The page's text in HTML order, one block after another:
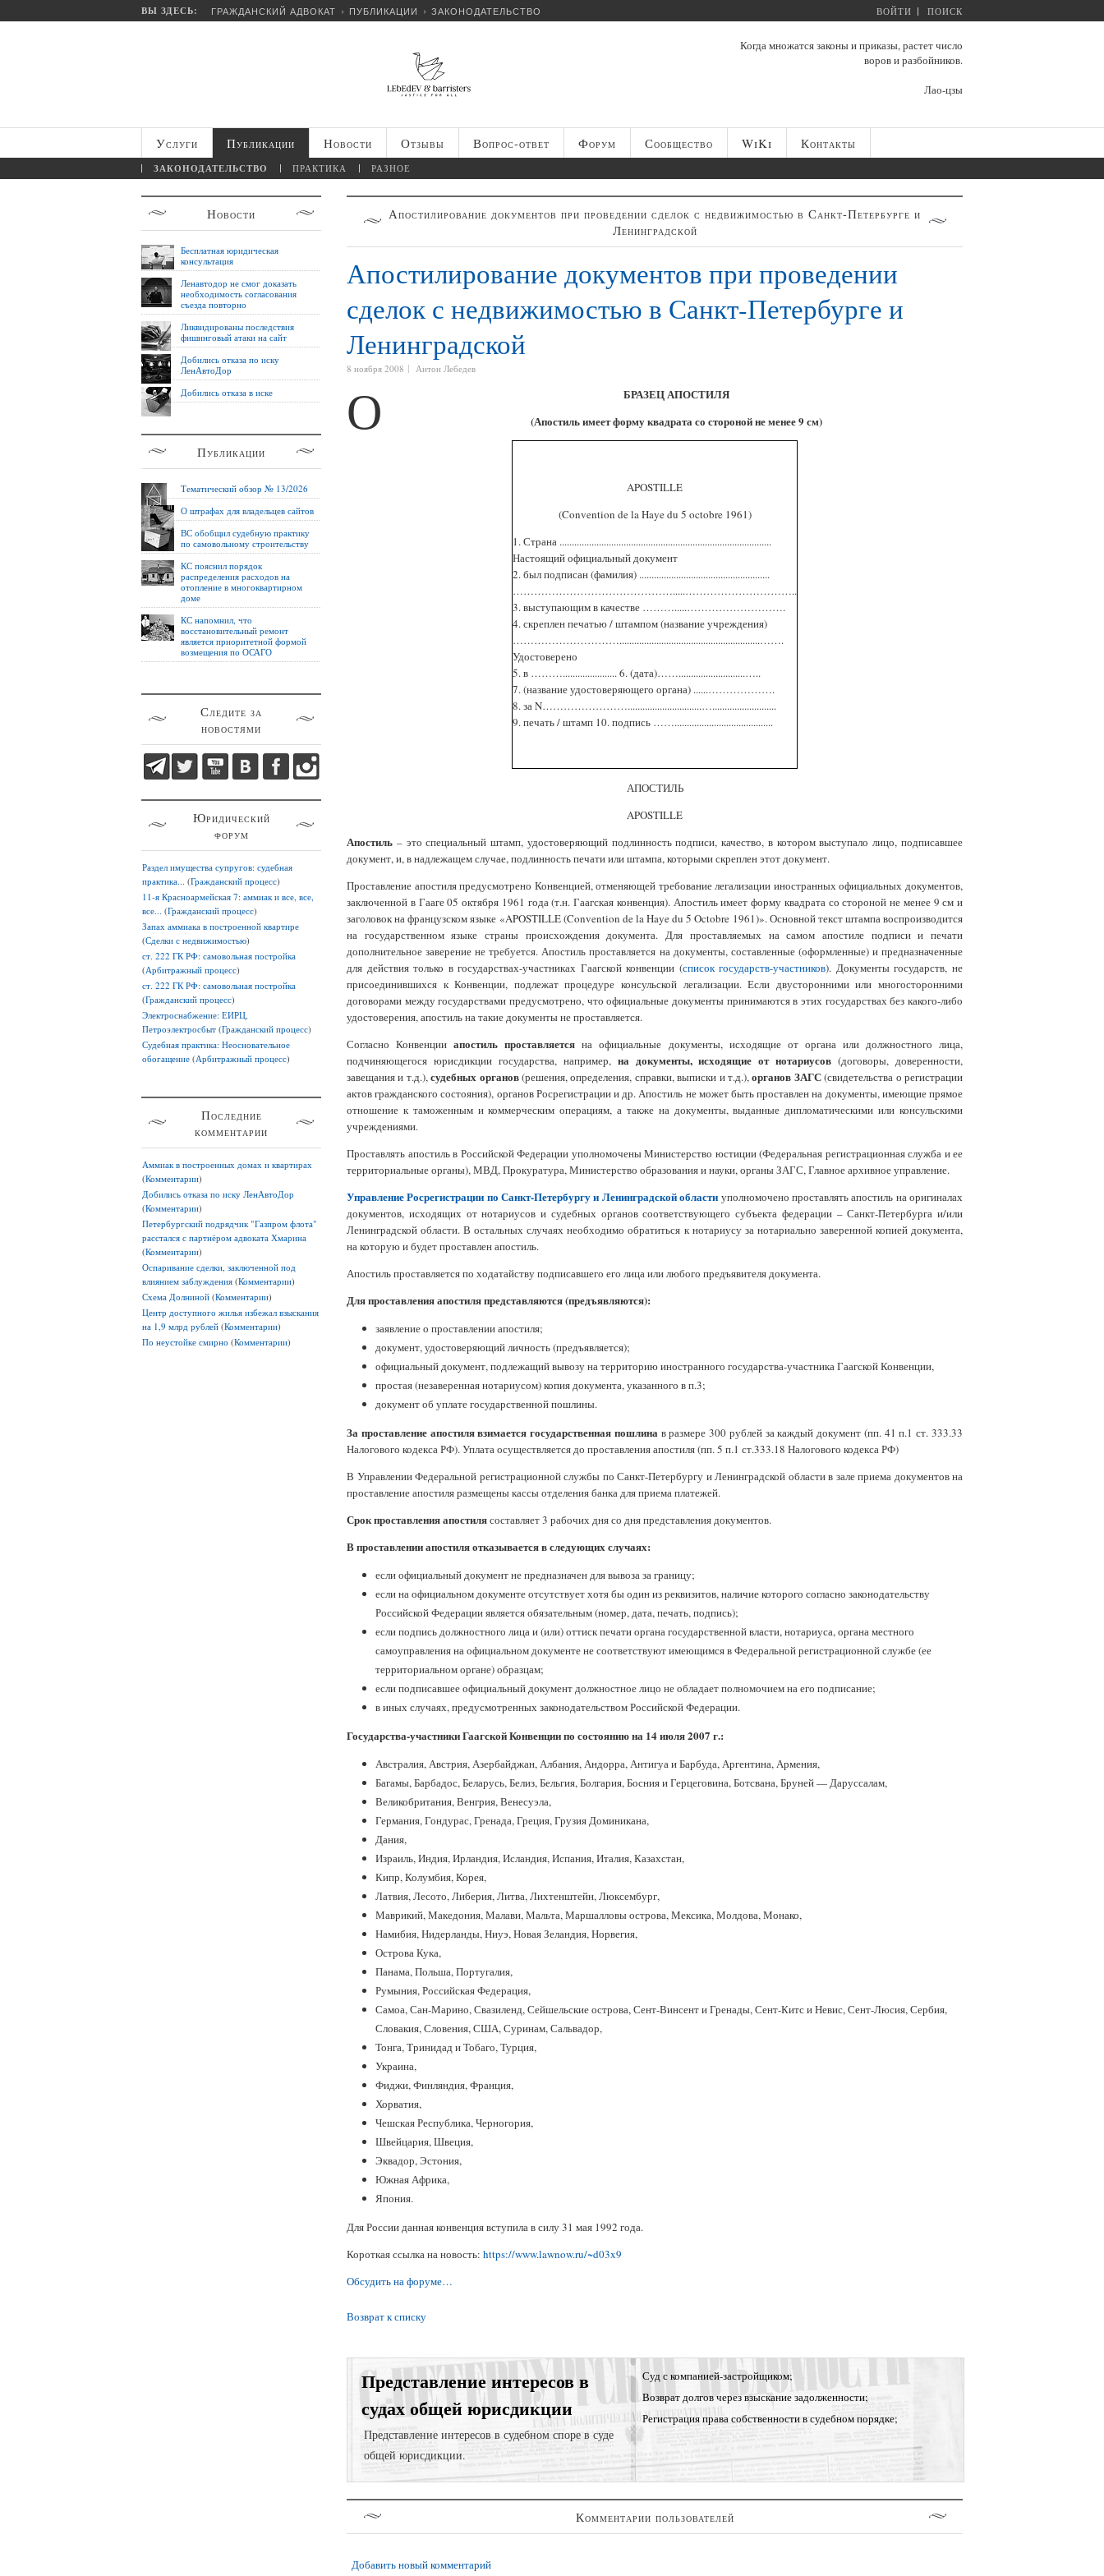
ВЫ ЗДЕСЬ: ГРАЖДАНСКИЙ АДВОКАТ ПУБЛИКАЦИИ ЗАКОНОДАТЕЛЬСТВО ВОЙТИ ПОИСК
Когда множатся законы и приказы, растет число
воров и разбойников.
Лао-цзы
Услуги Публикации Новости Отзывы Вопрос-ответ Форум Сообщество WiKi Контакты
ЗАКОНОДАТЕЛЬСТВО ПРАКТИКА РАЗНОЕ
Апостилирование документов при проведении сделок с недвижимостью в Санкт-Петербурге и
Ленинградской
Апостилирование документов при проведении
сделок с недвижимостью в Санкт-Петербурге и
Ленинградской
8 ноября 2008 Антон Лебедев
О
БРАЗЕЦ АПОСТИЛЯ
(Апостиль имеет форму квадрата со стороной не менее 9 см)
APOSTILLE
(Convention de la Haye du 5 octobre 1961)
1. Страна ......................................................................................
Настоящий официальный документ
2. был подписан (фамилия) .....................................................
……………………………………….....…………………………..
3. выступающим в качестве ……….....……………………….
4. скреплен печатью / штампом (название учреждения)
………………………….........................................................…….
Удостоверено
5. в ………...................... 6. (дата)……...........................…..
7. (название удостоверяющего органа) ......……………….
8. за N……………………..............................…..........................
9. печать / штамп 10. подпись ……........................................
АПОСТИЛЬ
APOSTILLE
Апостиль – это специальный штамп, удостоверяющий подлинность подписи, качество, в котором выступало лицо, подписавшее
документ, и, в надлежащем случае, подлинность печати или штампа, которыми скреплен этот документ.
Проставление апостиля предусмотрено Конвенцией, отменяющей требование легализации иностранных официальных документов,
заключенной в Гааге 05 октября 1961 года (т.н. Гаагская конвенция). Апостиль имеет форму квадрата со стороной не менее 9 см и
заголовок на французском языке «APOSTILLE (Convention de la Haye du 5 Octobre 1961)». Основной текст штампа воспроизводится
на государственном языке страны происхождения документа. Для проставляемых на самом апостиле подписи и печати
дополнительное заверение не требуется. Апостиль проставляется на документы, составленные (оформленные) и предназначенные
для действия только в государствах-участниках Гаагской конвенции (список государств-участников). Документы государств, не
присоединившихся к Конвенции, подлежат процедуре консульской легализации. Если двусторонними или многосторонними
договорами между государствами предусмотрено, что официальные документы принимаются в этих государствах без какого-либо
удостоверения, апостиль на такие документы не проставляется.
Согласно Конвенцииапостиль проставляется на официальные документы, исходящие от органа или должностного лица,
подчиняющегося юрисдикции государства, например, на документы, исходящие от нотариусов (договоры, доверенности,
завещания и т.д.),судебных органов(решения, определения, справки, выписки и т.д.),органов ЗАГС(свидетельства о регистрации
актов гражданского состояния), органов Росрегистрациии др. Апостиль не может быть проставлен на документы, имеющие прямое
отношение к таможенным и коммерческим операциям, а также на документы, выданные дипломатическими или консульскими
учреждениями.
Проставлять апостиль в Российской Федерации уполномочены Министерство юстиции (Федеральная регистрационная служба и ее
территориальные органы), МВД, Прокуратура, Министерство образования и науки, органы ЗАГС, Главное архивное управление.
Управление Росрегистрации по Санкт-Петербургу и Ленинградской области уполномочено проставлять апостиль на оригиналах
документов, исходящих от нотариусов и судебных органов соответствующего субъекта федерации – Санкт-Петербурга и/или
Ленинградской области. В остальных случаях необходимо обратиться к нотариусу за нотариально заверенной копией документа,
на которую и будет проставлен апостиль.
Апостиль проставляется по ходатайству подписавшего его лица или любого предъявителя документа.
Для проставления апостиля представляются (предъявляются):
заявление о проставлении апостиля;
документ, удостоверяющий личность (предъявляется);
официальный документ, подлежащий вывозу на территорию иностранного государства-участника Гаагской Конвенции,
простая (незаверенная нотариусом) копия документа, указанного в п.3;
документ об уплате государственной пошлины.
За проставление апостиля взимается государственная пошлина в размере 300 рублей за каждый документ (пп. 41 п.1 ст. 333.33
Налогового кодекса РФ). Уплата осуществляется до проставления апостиля (пп. 5 п.1 ст.333.18 Налогового кодекса РФ)
В Управлении Федеральной регистрационной службы по Санкт-Петербургу и Ленинградской области в зале приема документов на
проставление апостиля размещены кассы отделения банка для приема платежей.
Срок проставления апостилясоставляет 3 рабочих дня со дня представления документов.
В проставлении апостиля отказывается в следующих случаях:
если официальный документ не предназначен для вывоза за границу;
если на официальном документе отсутствует хотя бы один из реквизитов, наличие которого согласно законодательству
Российской Федерации является обязательным (номер, дата, печать, подпись);
если подпись должностного лица и (или) оттиск печати органа государственной власти, нотариуса, органа местного
самоуправления на официальном документе не соответствуют имеющимся в Федеральной регистрационной службе (ее
территориальном органе) образцам;
если подписавшее официальный документ должностное лицо не обладает полномочием на его подписание;
в иных случаях, предусмотренных законодательством Российской Федерации.
Государства-участники Гаагской Конвенции по состоянию на 14 июля 2007 г.:
Австралия, Австрия, Азербайджан, Албания, Андорра, Антигуа и Барбуда, Аргентина, Армения,
Багамы, Барбадос, Беларусь, Белиз, Бельгия, Болгария, Босния и Герцеговина, Ботсвана, Бруней — Даруссалам,
Великобритания, Венгрия, Венесуэла,
Германия, Гондурас, Гренада, Греция, Грузия Доминикана,
Дания,
Израиль, Индия, Ирландия, Исландия, Испания, Италия, Казахстан,
Кипр, Колумбия, Корея,
Латвия, Лесото, Либерия, Литва, Лихтенштейн, Люксембург,
Маврикий, Македония, Малави, Мальта, Маршалловы острова, Мексика, Молдова, Монако,
Намибия, Нидерланды, Ниуэ, Новая Зеландия, Норвегия,
Острова Кука,
Панама, Польша, Португалия,
Румыния, Российская Федерация,
Самоа, Сан-Марино, Свазиленд, Сейшельские острова, Сент-Винсент и Гренады, Сент-Китс и Невис, Сент-Люсия, Сербия,
Словакия, Словения, США, Суринам, Сальвадор,
Тонга, Тринидад и Тобаго, Турция,
Украина,
Фиджи, Финляндия, Франция,
Хорватия,
Чешская Республика, Черногория,
Швейцария, Швеция,
Эквадор, Эстония,
Южная Африка,
Япония.
Для России данная конвенция вступила в силу 31 мая 1992 года.
Короткая ссылка на новость: https://www.lawnow.ru/~d03x9
Обсудить на форуме…
Возврат к списку
Представление интересов в
судах общей юрисдикции
Представление интересов в судебном споре в суде
общей юрисдикции.
Суд с компанией-застройщиком;
Возврат долгов через взыскание задолженности;
Регистрация права собственности в судебном порядке;
Комментарии пользователей
Добавить новый комментарий
Новости
Бесплатная юридическая
консультация
Ленавтодор не смог доказать
необходимость согласования
съезда повторно
Ликвидированы последствия
фишинговый атаки на сайт
Добились отказа по иску
ЛенАвтоДор
Добились отказа в иске
Публикации
Тематический обзор № 13/2026
О штрафах для владельцев сайтов
ВС обобщил судебную практику
по самовольному строительству
КС пояснил порядок
распределения расходов на
отопление в многоквартирном
доме
КС напомнил, что
восстановительный ремонт
является приоритетной формой
возмещения по ОСАГО
Следите за
новостями
Юридический
форум
Раздел имущества супругов: судебная
практика... (Гражданский процесс)
11-я Красноармейская 7: аммиак и все, все,
все... (Гражданский процесс)
Запах аммиака в построенной квартире
(Сделки с недвижимостью)
ст. 222 ГК РФ: самовольная постройка
(Арбитражный процесс)
ст. 222 ГК РФ: самовольная постройка
(Гражданский процесс)
Электроснабжение: ЕИРЦ,
Петроэлектросбыт (Гражданский процесс)
Судебная практика: Неосновательное
обогащение (Арбитражный процесс)
Последние
комментарии
Аммиак в построенных домах и квартирах
(Комментарии)
Добились отказа по иску ЛенАвтоДор
(Комментарии)
Петербургский подрядчик "Газпром флота"
расстался с партнёром адвоката Хмарина
(Комментарии)
Оспаривание сделки, заключенной под
влиянием заблуждения (Комментарии)
Схема Долниной (Комментарии)
Центр доступного жилья избежал взыскания
на 1,9 млрд рублей (Комментарии)
По неустойке смирно (Комментарии)